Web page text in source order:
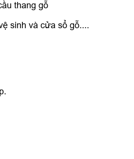
thang gỗ
sinh và cửa sổ gỗ....